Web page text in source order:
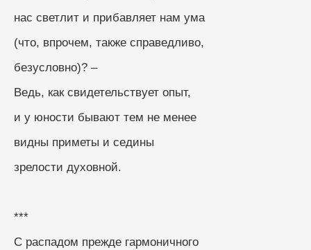
нас светлит и прибавляет нам ума
(что, впрочем, также справедливо,
безусловно)? –
Ведь, как свидетельствует опыт,
и у юности бывают тем не менее
видны приметы и седины
зрелости духовной.
***
С распадом прежде гармоничного